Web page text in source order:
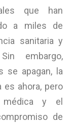
que han
a miles de
sanitaria y
embargo,
se apagan, la
es ahora, pero
médica y el
de